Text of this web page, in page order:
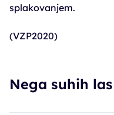
splakovanjem.
(VZP2020)
Nega suhih las